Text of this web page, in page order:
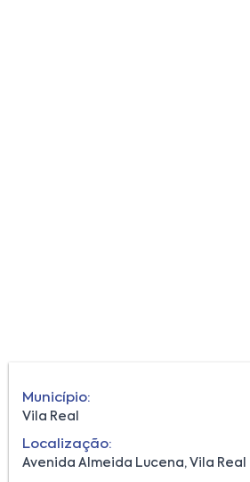
Município:
Vila Real
Localização:
Avenida Almeida Lucena, Vila Real